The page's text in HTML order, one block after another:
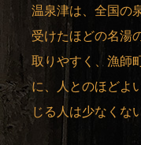
温泉津は、全国の
受けたほどの名湯
取りやすく、漁師
に、人とのほどよ
じる人は少なくない